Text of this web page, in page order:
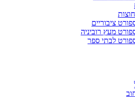
ציבוריים
מעץ רוביניה
לבתי ספר